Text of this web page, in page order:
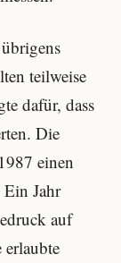
teilweise
dafür, dass
Die
einen
Jahr
auf